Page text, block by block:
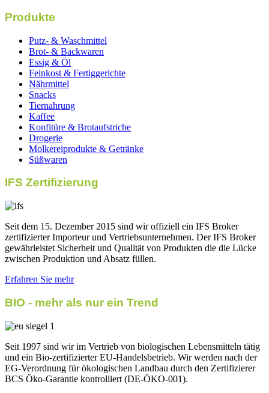
Produkte
Putz- & Waschmittel
Brot- & Backwaren
Essig & Öl
Feinkost & Fertiggerichte
Nährmittel
Snacks
Tiernahrung
Kaffee
Konfitüre & Brotaufstriche
Drogerie
Molkereiprodukte & Getränke
Süßwaren
IFS Zertifizierung
Seit dem 15. Dezember 2015 sind wir offiziell ein IFS Broker
zertifizierter Importeur und Vertriebsunternehmen. Der IFS Broker
gewährleistet Sicherheit und Qualität von Produkten die die Lücke
zwischen Produktion und Absatz füllen.
Erfahren Sie mehr
BIO - mehr als nur ein Trend
Seit 1997 sind wir im Vertrieb von biologischen Lebensmitteln tätig
und ein Bio-zertifizierter EU-Handelsbetrieb. Wir werden nach der
EG-Verordnung für ökologischen Landbau durch den Zertifizierer
BCS Öko-Garantie kontrolliert (DE-ÖKO-001).